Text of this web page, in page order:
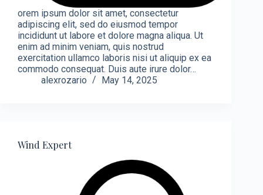
orem ipsum dolor sit amet, consectetur
adipiscing elit, sed do eiusmod tempor
incididunt ut labore et dolore magna aliqua. Ut
enim ad minim veniam, quis nostrud
exercitation ullamco laboris nisi ut aliquip ex ea
commodo consequat. Duis aute irure dolor…
alexrozario
May 14, 2025
Wind Expert